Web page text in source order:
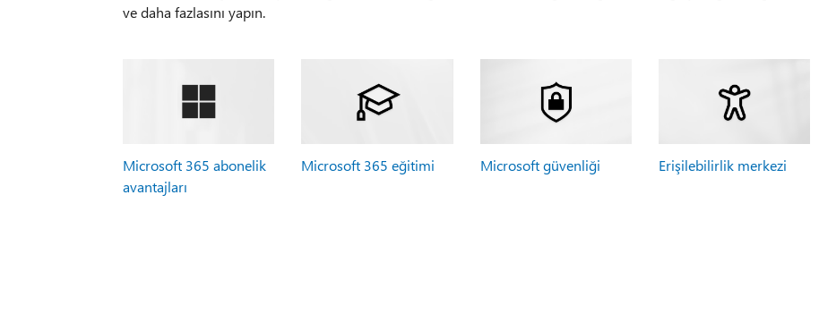
ve daha fazlasını yapın.
Microsoft 365 abonelik
avantajları
Microsoft 365 eğitimi Microsoft güvenliği Erişilebilirlik merkezi